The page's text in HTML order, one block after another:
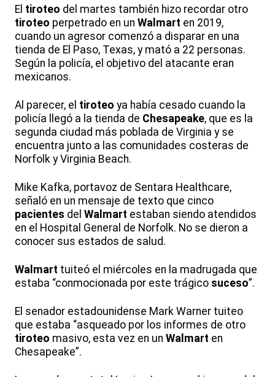
El tiroteo del martes también hizo recordar otro
tiroteo perpetrado en un Walmart en 2019,
cuando un agresor comenzó a disparar en una
tienda de El Paso, Texas, y mató a 22 personas.
Según la policía, el objetivo del atacante eran
mexicanos.
Al parecer, el tiroteo ya había cesado cuando la
policía llegó a la tienda de Chesapeake, que es la
segunda ciudad más poblada de Virginia y se
encuentra junto a las comunidades costeras de
Norfolk y Virginia Beach.
Mike Kafka, portavoz de Sentara Healthcare,
señaló en un mensaje de texto que cinco
pacientes del Walmart estaban siendo atendidos
en el Hospital General de Norfolk. No se dieron a
conocer sus estados de salud.
Walmart tuiteó el miércoles en la madrugada que
estaba “conmocionada por este trágico suceso”.
El senador estadounidense Mark Warner tuiteo
que estaba “asqueado por los informes de otro
tiroteo masivo, esta vez en un Walmart en
Chesapeake”.